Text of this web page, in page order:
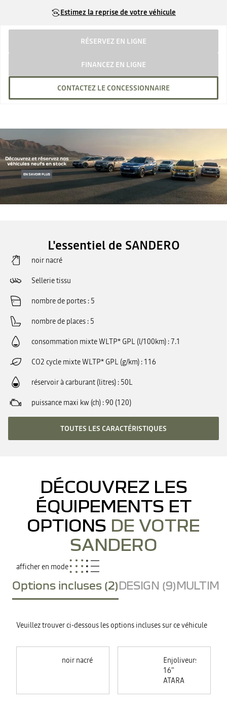
Estimez la reprise de votre véhicule
RÉSERVEZ EN LIGNE
FINANCEZ EN LIGNE
CONTACTEZ LE CONCESSIONNAIRE
L'essentiel de SANDERO
noir nacré
Sellerie tissu
nombre de portes 5
nombre de places 5
consommation mixte WLTP* GPL (l/100km) 7.1
CO2 cycle mixte WLTP* GPL (g/km) 116
réservoir à carburant (litres) 50L
puissance maxi kw (ch) 90 (120)
TOUTES LES CARACTÉRISTIQUES
DÉCOUVREZ LES
ÉQUIPEMENTS ET
OPTIONS DE VOTRE
SANDERO
afficher en mode
Options incluses (2)DESIGN (9)
Veuillez trouver ci-dessous les options incluses sur ce véhicule
noir nacré
Enjoliveurs
16"
ATARA